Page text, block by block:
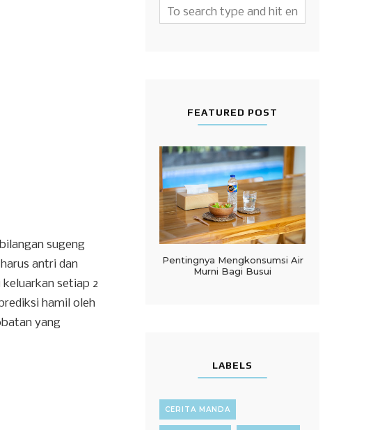
sugeng
antri dan
setiap 2
hamil oleh
yang
FEATURED POST
Pentingnya Mengkonsumsi Air
Murni Bagi Busui
LABELS
CERITA MANDA